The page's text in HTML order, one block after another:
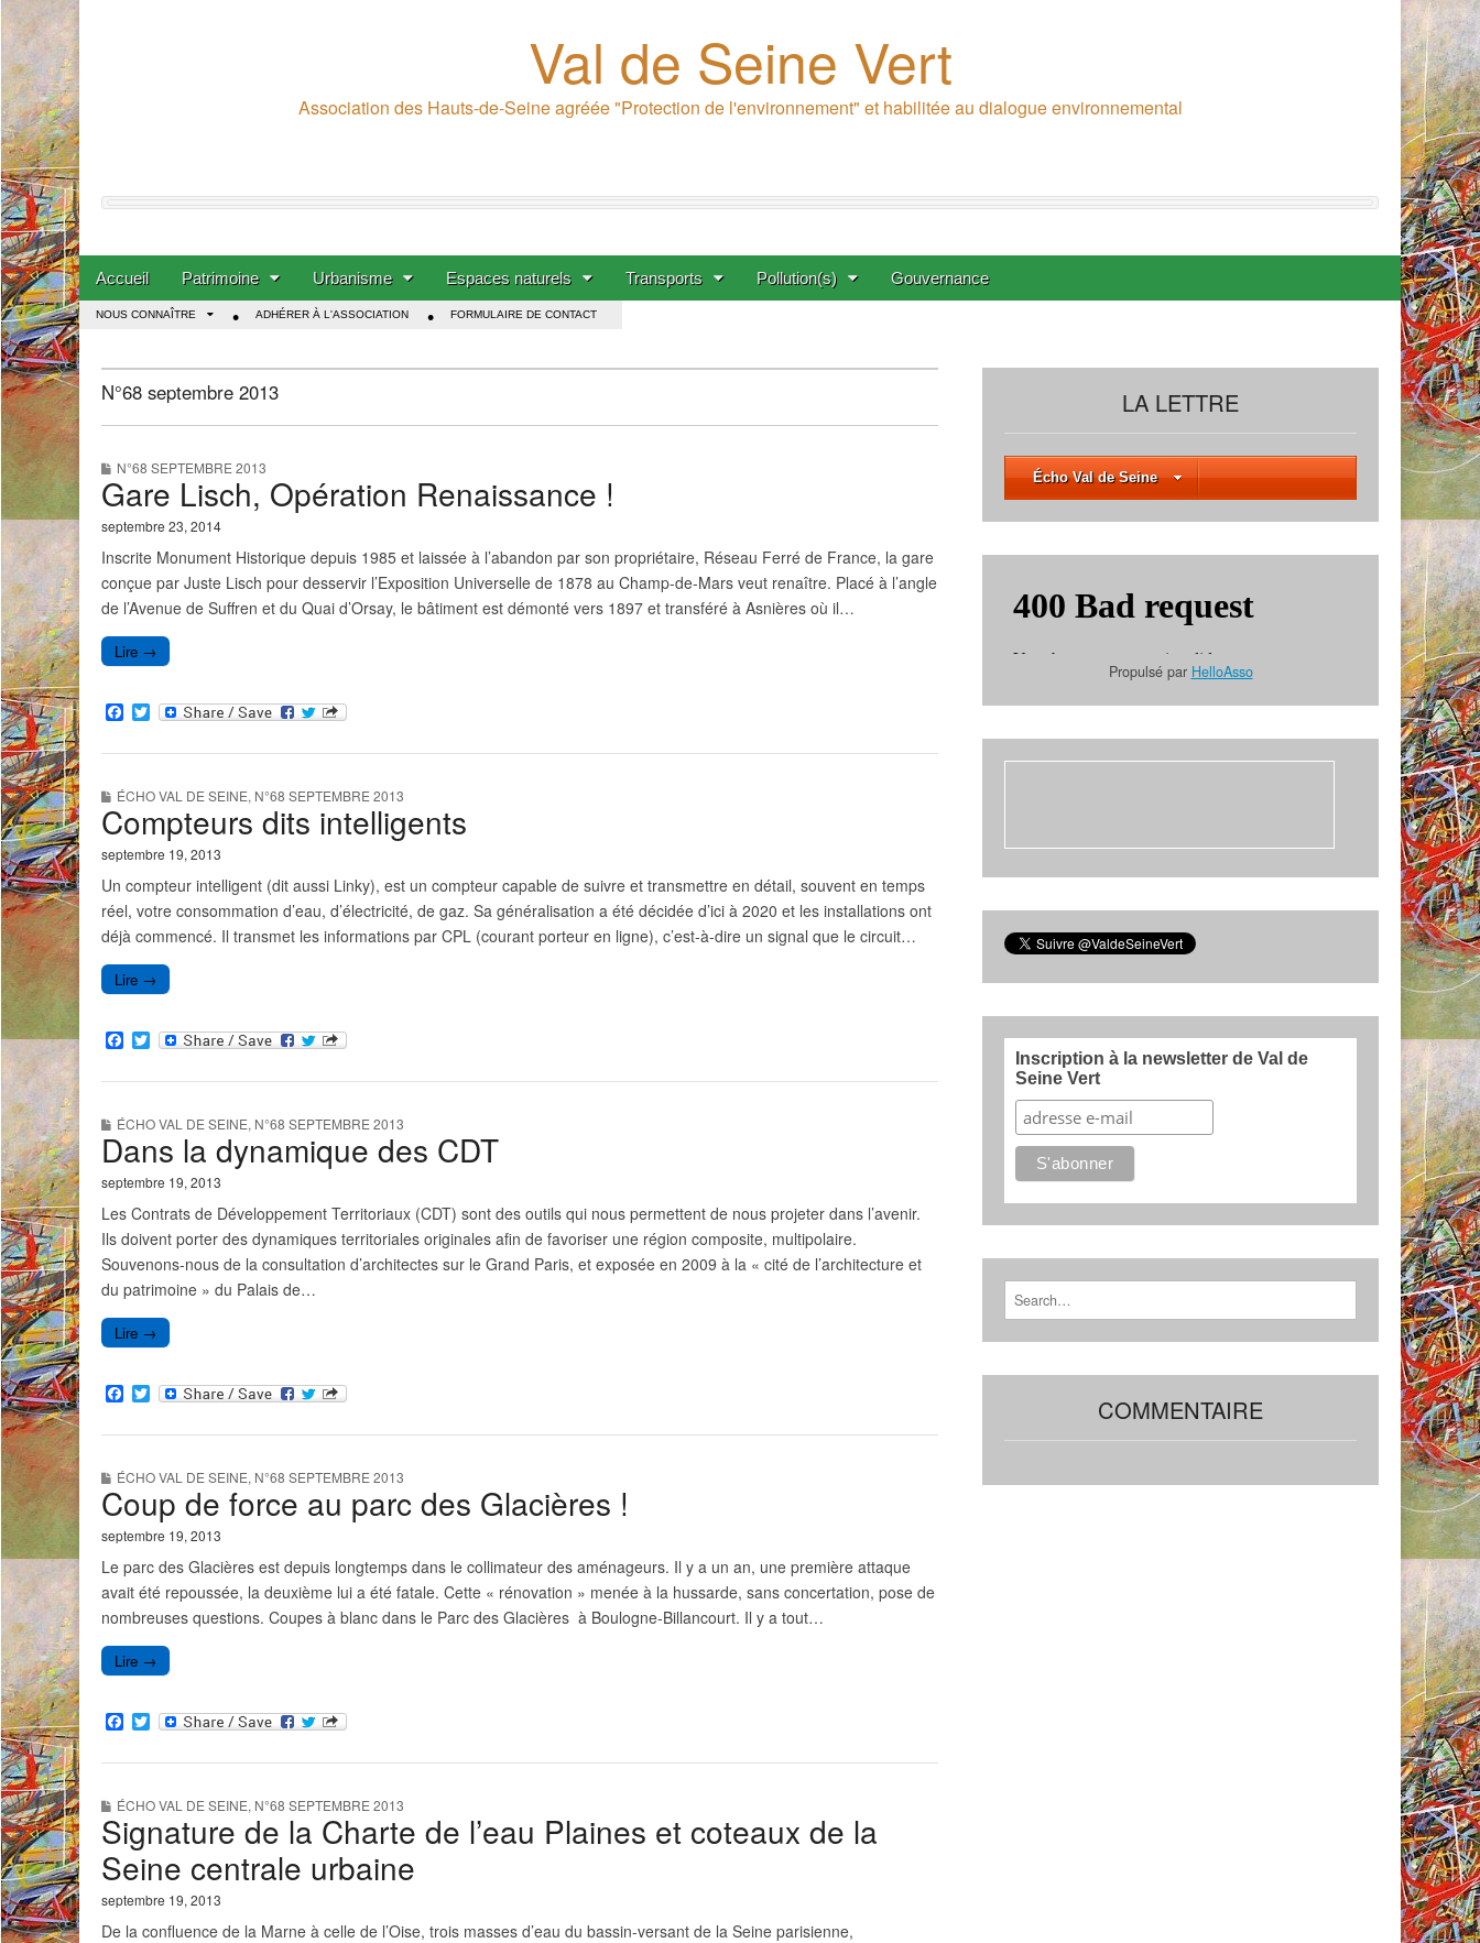
Val de Seine Vert
Association des Hauts-de-Seine agréée "Protection de l'environnement" et habilitée au dialogue environnemental
Main menu
Skip to content
Accueil Patrimoine Urbanisme Espaces naturels Transports Pollution(s) Gouvernance
Sub menu
NOUS CONNAÎTRE ADHÉRER À L'ASSOCIATION FORMULAIRE DE CONTACT
N°68 septembre 2013
N°68 SEPTEMBRE 2013
Gare Lisch, Opération Renaissance !
septembre 23, 2014
Inscrite Monument Historique depuis 1985 et laissée à l’abandon par son propriétaire, Réseau Ferré de France, la gare
conçue par Juste Lisch pour desservir l’Exposition Universelle de 1878 au Champ-de-Mars veut renaître. Placé à l’angle
de l’Avenue de Suffren et du Quai d’Orsay, le bâtiment est démonté vers 1897 et transféré à Asnières où il…
Lire →
F
a
c
o
o
k
T
w
i
e
r
ÉCHO VAL DE SEINE, N°68 SEPTEMBRE 2013
Compteurs dits intelligents
septembre 19, 2013
Un compteur intelligent (dit aussi Linky), est un compteur capable de suivre et transmettre en détail, souvent en temps
réel, votre consommation d’eau, d’électricité, de gaz. Sa généralisation a été décidée d’ici à 2020 et les installations ont
déjà commencé. Il transmet les informations par CPL (courant porteur en ligne), c’est-à-dire un signal que le circuit…
Lire →
F
a
c
o
o
k
T
w
i
e
r
ÉCHO VAL DE SEINE, N°68 SEPTEMBRE 2013
Dans la dynamique des CDT
septembre 19, 2013
Les Contrats de Développement Territoriaux (CDT) sont des outils qui nous permettent de nous projeter dans l’avenir.
Ils doivent porter des dynamiques territoriales originales afin de favoriser une région composite, multipolaire.
Souvenons-nous de la consultation d’architectes sur le Grand Paris, et exposée en 2009 à la « cité de l’architecture et
du patrimoine » du Palais de…
Lire →
F
a
c
o
o
k
T
w
i
e
r
ÉCHO VAL DE SEINE, N°68 SEPTEMBRE 2013
Coup de force au parc des Glacières !
septembre 19, 2013
Le parc des Glacières est depuis longtemps dans le collimateur des aménageurs. Il y a un an, une première attaque
avait été repoussée, la deuxième lui a été fatale. Cette « rénovation » menée à la hussarde, sans concertation, pose de
nombreuses questions. Coupes à blanc dans le Parc des Glacières à Boulogne-Billancourt. Il y a tout…
Lire →
F
a
c
o
o
k
T
w
i
e
r
ÉCHO VAL DE SEINE, N°68 SEPTEMBRE 2013
Signature de la Charte de l’eau Plaines et coteaux de la
Seine centrale urbaine
septembre 19, 2013
De la confluence de la Marne à celle de l’Oise, trois masses d’eau du bassin-versant de la Seine parisienne,
LA LETTRE
Écho Val de Seine
Propulsé par HelloAsso
Inscription à la newsletter de Val de
Seine Vert
Search for:
COMMENTAIRE